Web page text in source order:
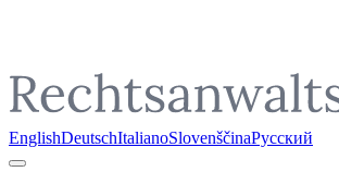
EnglishDeutschItalianoSlovenščinaРусский